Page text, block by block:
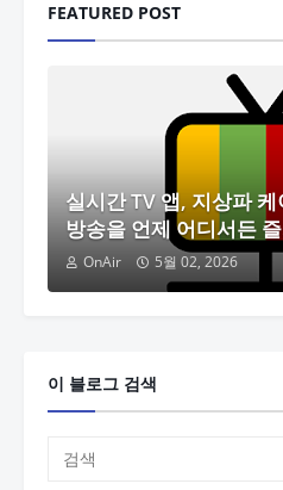
FEATURED POST
실시간 TV 앱, 지상파
방송을 언제 어디서든
OnAir 5월 02, 2026
이 블로그 검색